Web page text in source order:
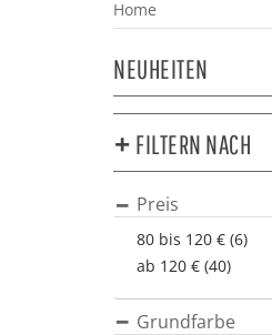
Home
NEUHEITEN
FILTERN NACH
Preis
80 bis 120 € (6)
ab 120 € (40)
Grundfarbe